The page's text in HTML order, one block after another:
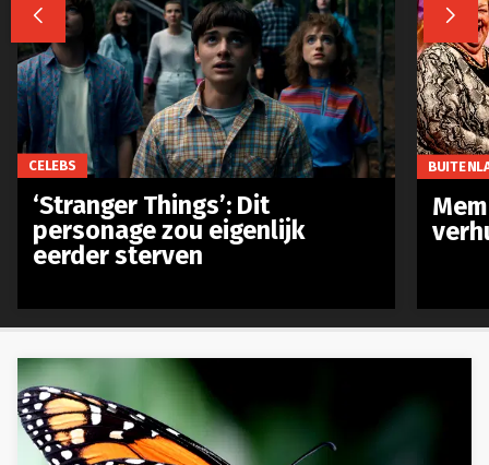
 
CELEBS
‘Stranger Things’: Dit
personage zou eigenlijk
eerder sterven